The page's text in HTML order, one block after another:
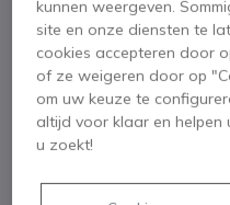
Jabra
voor
750
SKU GNNEC // Referentie
Ga naar het begin van de
kunnen weergeven.
site en onze diensten te
cookies accepteren door
of ze weigeren door op
om uw keuze te
altijd voor klaar en
u zoekt!